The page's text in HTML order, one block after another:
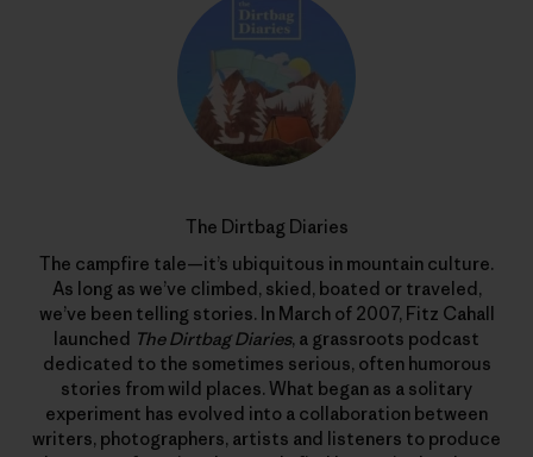
The Dirtbag Diaries
The campfire tale—it’s ubiquitous in mountain culture.
As long as we’ve climbed, skied, boated or traveled,
we’ve been telling stories. In March of 2007, Fitz Cahall
launched The Dirtbag Diaries, a grassroots podcast
dedicated to the sometimes serious, often humorous
stories from wild places. What began as a solitary
experiment has evolved into a collaboration between
writers, photographers, artists and listeners to produce